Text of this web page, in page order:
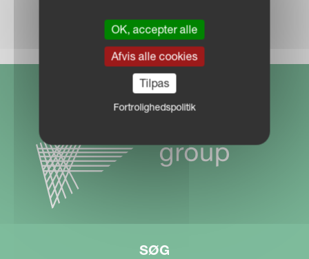
SØG
OK, accepter alle
Afvis alle cookies
Tilpas
Fortrolighedspolitik